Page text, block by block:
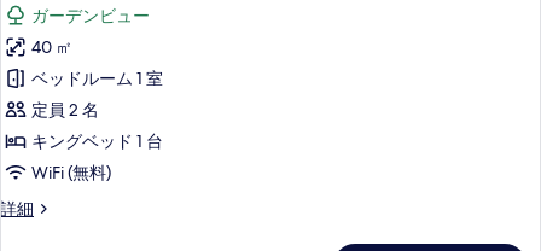
View
Twin)
の
す
べ
て
写
ル
ー
ム
(Paradox
Sea
View
Twin)
の
細
ム
(Cottage
King)
の
す
べ
て
ガーデンビュー
40 ㎡
ベッドルーム 1 室
定員 2 名
キングベッド 1 台
WiFi (無料)
詳細
ル